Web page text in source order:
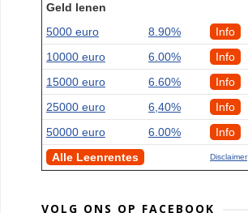
Geld lenen
5000 euro
8.90%
Info
10000 euro
6.00%
Info
15000 euro
6.60%
Info
25000 euro
6,40%
Info
50000 euro
6.00%
Info
Alle Leenrentes
Disclaimer
VOLG ONS OP FACEBOOK